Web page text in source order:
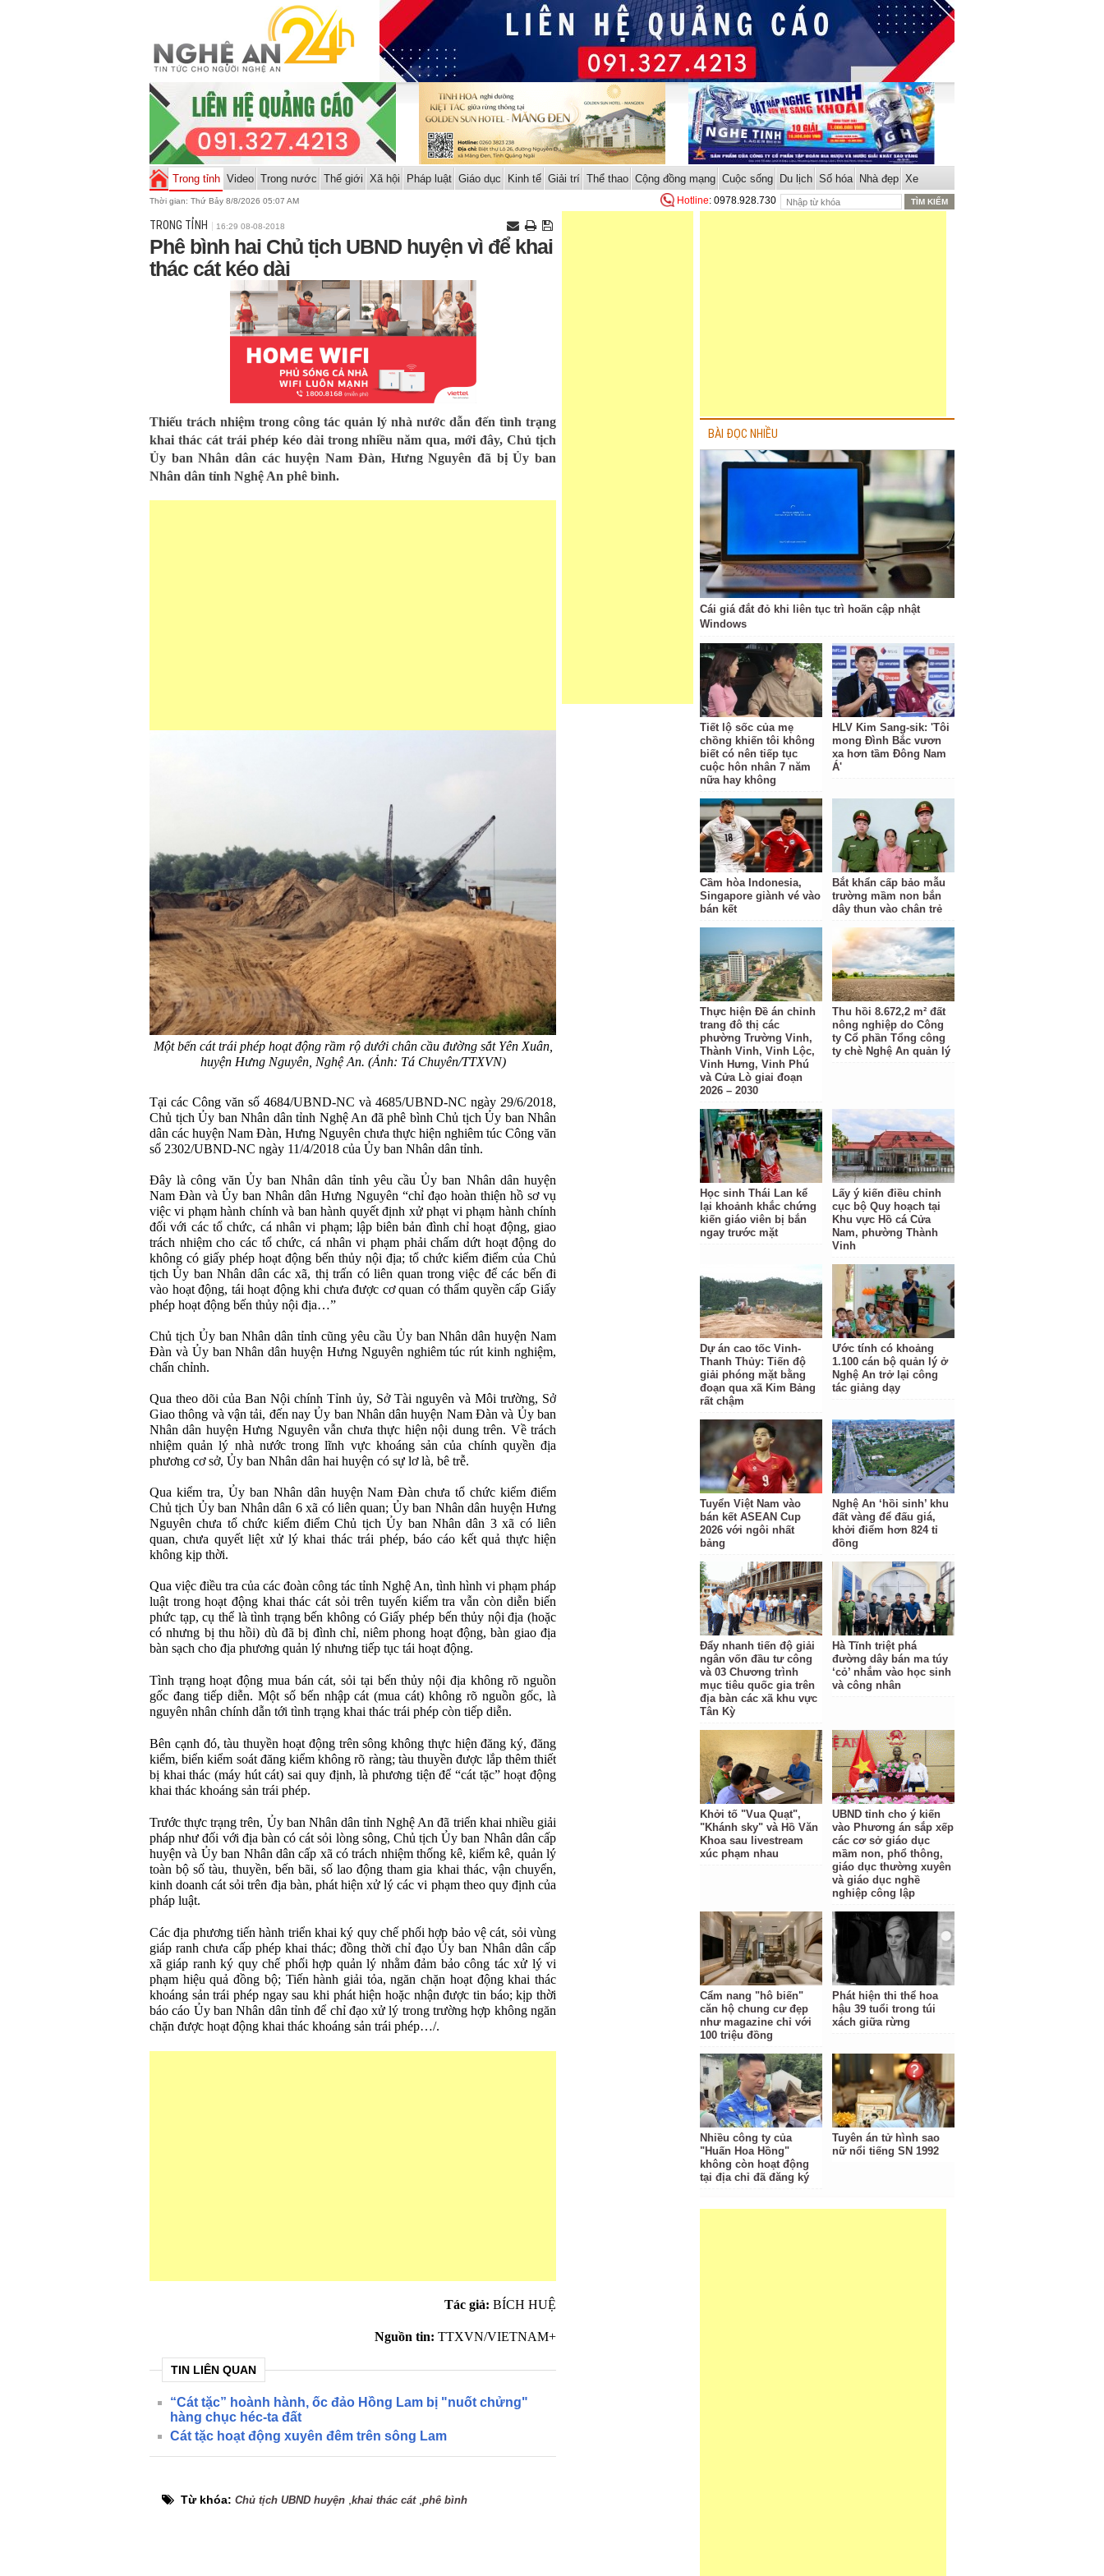
Trong tỉnh Video Trong nước Thế giới Xã hội Pháp luật Giáo dục Kinh tế Giải trí Thể thao Cộng đồng mạng Cuộc sống Du lịch Số hóa Nhà đẹp Xe
Thời gian: Thứ Bảy 8/8/2026 05:07 AM Hotline: 0978.928.730
TRONG TỈNH 16:29 08-08-2018
Phê bình hai Chủ tịch UBND huyện vì để khai
thác cát kéo dài
Thiếu trách nhiệm trong công tác quản lý nhà nước dẫn đến tình trạng
khai thác cát trái phép kéo dài trong nhiều năm qua, mới đây, Chủ tịch
Ủy ban Nhân dân các huyện Nam Đàn, Hưng Nguyên đã bị Ủy ban
Nhân dân tỉnh Nghệ An phê bình.
Một bến cát trái phép hoạt động rầm rộ dưới chân cầu đường sắt Yên Xuân,
huyện Hưng Nguyên, Nghệ An. (Ảnh: Tá Chuyên/TTXVN)
Tại các Công văn số 4684/UBND-NC và 4685/UBND-NC ngày 29/6/2018,
Chủ tịch Ủy ban Nhân dân tỉnh Nghệ An đã phê bình Chủ tịch Ủy ban Nhân
dân các huyện Nam Đàn, Hưng Nguyên chưa thực hiện nghiêm túc Công văn
số 2302/UBND-NC ngày 11/4/2018 của Ủy ban Nhân dân tỉnh.
Đây là công văn Ủy ban Nhân dân tỉnh yêu cầu Ủy ban Nhân dân huyện
Nam Đàn và Ủy ban Nhân dân Hưng Nguyên “chỉ đạo hoàn thiện hồ sơ vụ
việc vi phạm hành chính và ban hành quyết định xử phạt vi phạm hành chính
đối với các tổ chức, cá nhân vi phạm; lập biên bản đình chỉ hoạt động, giao
trách nhiệm cho các tổ chức, cá nhân vi phạm phải chấm dứt hoạt động do
không có giấy phép hoạt động bến thủy nội địa; tổ chức kiểm điểm của Chủ
tịch Ủy ban Nhân dân các xã, thị trấn có liên quan trong việc để các bến đi
vào hoạt động, tái hoạt động khi chưa được cơ quan có thẩm quyền cấp Giấy
phép hoạt động bến thủy nội địa…”
Chủ tịch Ủy ban Nhân dân tỉnh cũng yêu cầu Ủy ban Nhân dân huyện Nam
Đàn và Ủy ban Nhân dân huyện Hưng Nguyên nghiêm túc rút kinh nghiệm,
chấn chỉnh.
Qua theo dõi của Ban Nội chính Tỉnh ủy, Sở Tài nguyên và Môi trường, Sở
Giao thông và vận tải, đến nay Ủy ban Nhân dân huyện Nam Đàn và Ủy ban
Nhân dân huyện Hưng Nguyên vẫn chưa thực hiện nội dung trên. Về trách
nhiệm quản lý nhà nước trong lĩnh vực khoáng sản của chính quyền địa
phương cơ sở, Ủy ban Nhân dân hai huyện có sự lơ là, bê trễ.
Qua kiểm tra, Ủy ban Nhân dân huyện Nam Đàn chưa tổ chức kiểm điểm
Chủ tịch Ủy ban Nhân dân 6 xã có liên quan; Ủy ban Nhân dân huyện Hưng
Nguyên chưa tổ chức kiểm điểm Chủ tịch Ủy ban Nhân dân 3 xã có liên
quan, chưa quyết liệt xử lý khai thác trái phép, báo cáo kết quả thực hiện
không kịp thời.
Qua việc điều tra của các đoàn công tác tỉnh Nghệ An, tình hình vi phạm pháp
luật trong hoạt động khai thác cát sỏi trên tuyến kiểm tra vẫn còn diễn biến
phức tạp, cụ thể là tình trạng bến không có Giấy phép bến thủy nội địa (hoặc
có nhưng bị thu hồi) dù đã bị đình chỉ, niêm phong hoạt động, bàn giao địa
bàn sạch cho địa phương quản lý nhưng tiếp tục tái hoạt động.
Tình trạng hoạt động mua bán cát, sỏi tại bến thủy nội địa không rõ nguồn
gốc đang tiếp diễn. Một số bến nhập cát (mua cát) không rõ nguồn gốc, là
nguyên nhân chính dẫn tới tình trạng khai thác trái phép còn tiếp diễn.
Bên cạnh đó, tàu thuyền hoạt động trên sông không thực hiện đăng ký, đăng
kiểm, biển kiểm soát đăng kiểm không rõ ràng; tàu thuyền được lắp thêm thiết
bị khai thác (máy hút cát) sai quy định, là phương tiện để “cát tặc” hoạt động
khai thác khoáng sản trái phép.
Trước thực trạng trên, Ủy ban Nhân dân tỉnh Nghệ An đã triển khai nhiều giải
pháp như đối với địa bàn có cát sỏi lòng sông, Chủ tịch Ủy ban Nhân dân cấp
huyện và Ủy ban Nhân dân cấp xã có trách nhiệm thống kê, kiểm kê, quản lý
toàn bộ số tàu, thuyền, bến bãi, số lao động tham gia khai thác, vận chuyển,
kinh doanh cát sỏi trên địa bàn, phát hiện xử lý các vi phạm theo quy định của
pháp luật.
Các địa phương tiến hành triển khai ký quy chế phối hợp bảo vệ cát, sỏi vùng
giáp ranh chưa cấp phép khai thác; đồng thời chỉ đạo Ủy ban Nhân dân cấp
xã giáp ranh ký quy chế phối hợp quản lý nhằm đảm bảo công tác xử lý vi
phạm hiệu quả đồng bộ; Tiến hành giải tỏa, ngăn chặn hoạt động khai thác
khoáng sản trái phép ngay sau khi phát hiện hoặc nhận được tin báo; kịp thời
báo cáo Ủy ban Nhân dân tỉnh để chỉ đạo xử lý trong trường hợp không ngăn
chặn được hoạt động khai thác khoáng sản trái phép…/.
Tác giả: BÍCH HUỆ
Nguồn tin: TTXVN/VIETNAM+
TIN LIÊN QUAN
“Cát tặc” hoành hành, ốc đảo Hồng Lam bị "nuốt chửng"
hàng chục héc-ta đất
Cát tặc hoạt động xuyên đêm trên sông Lam
Từ khóa: Chủ tịch UBND huyện khai thác cát, phê bình
BÀI ĐỌC NHIỀU
Cái giá đắt đỏ khi liên tục trì hoãn cập nhật
Windows
Tiết lộ sốc của mẹ
chồng khiến tôi không
biết có nên tiếp tục
cuộc hôn nhân 7 năm
nữa hay không
HLV Kim Sang-sik: 'Tôi
mong Đình Bắc vươn
xa hơn tầm Đông Nam
Á'
Cầm hòa Indonesia,
Singapore giành vé vào
bán kết
Bắt khẩn cấp bảo mẫu
trường mầm non bắn
dây thun vào chân trẻ
Thực hiện Đề án chỉnh
trang đô thị các
phường Trường Vinh,
Thành Vinh, Vinh Lộc,
Vinh Hưng, Vinh Phú
và Cửa Lò giai đoạn
2026 – 2030
Thu hồi 8.672,2 m² đất
nông nghiệp do Công
ty Cổ phần Tổng công
ty chè Nghệ An quản lý
Học sinh Thái Lan kể
lại khoảnh khắc chứng
kiến giáo viên bị bắn
ngay trước mặt
Lấy ý kiến điều chỉnh
cục bộ Quy hoạch tại
Khu vực Hồ cá Cửa
Nam, phường Thành
Vinh
Dự án cao tốc Vinh-
Thanh Thủy: Tiến độ
giải phóng mặt bằng
đoạn qua xã Kim Bảng
rất chậm
Ước tính có khoảng
1.100 cán bộ quản lý ở
Nghệ An trở lại công
tác giảng dạy
Tuyển Việt Nam vào
bán kết ASEAN Cup
2026 với ngôi nhất
bảng
Nghệ An ‘hồi sinh’ khu
đất vàng để đấu giá,
khởi điểm hơn 824 tỉ
đồng
Đẩy nhanh tiến độ giải
ngân vốn đầu tư công
và 03 Chương trình
mục tiêu quốc gia trên
địa bàn các xã khu vực
Tân Kỳ
Hà Tĩnh triệt phá
đường dây bán ma túy
‘cỏ’ nhắm vào học sinh
và công nhân
Khởi tố "Vua Quạt",
"Khánh sky" và Hồ Văn
Khoa sau livestream
xúc phạm nhau
UBND tỉnh cho ý kiến
vào Phương án sắp xếp
các cơ sở giáo dục
mầm non, phổ thông,
giáo dục thường xuyên
và giáo dục nghề
nghiệp công lập
Cẩm nang "hô biến"
căn hộ chung cư đẹp
như magazine chỉ với
100 triệu đồng
Phát hiện thi thể hoa
hậu 39 tuổi trong túi
xách giữa rừng
Nhiều công ty của
"Huấn Hoa Hồng"
không còn hoạt động
tại địa chỉ đã đăng ký
Tuyên án tử hình sao
nữ nổi tiếng SN 1992